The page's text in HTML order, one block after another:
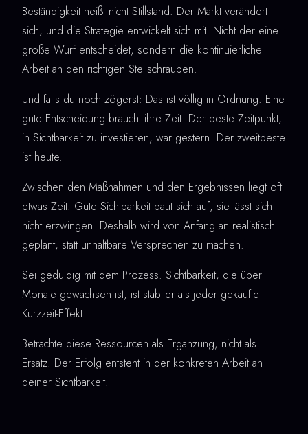
Beständigkeit heißt nicht Stillstand. Der Markt verändert
sich, und die Strategie entwickelt sich mit. Nicht der eine
große Wurf entscheidet, sondern die kontinuierliche
Arbeit an den richtigen Stellschrauben.
Und falls du noch zögerst: Das ist völlig in Ordnung. Eine
gute Entscheidung braucht ihre Zeit. Der beste Zeitpunkt,
in Sichtbarkeit zu investieren, war gestern. Der zweitbeste
ist heute.
Zwischen den Maßnahmen und den Ergebnissen liegt oft
etwas Zeit. Gute Sichtbarkeit baut sich auf, sie lässt sich
nicht erzwingen. Deshalb wird von Anfang an realistisch
geplant, statt unhaltbare Versprechen zu machen.
Sei geduldig mit dem Prozess. Sichtbarkeit, die über
Monate gewachsen ist, ist stabiler als jeder gekaufte
Kurzzeit-Effekt.
Betrachte diese Ressourcen als Ergänzung, nicht als
Ersatz. Der Erfolg entsteht in der konkreten Arbeit an
deiner Sichtbarkeit.